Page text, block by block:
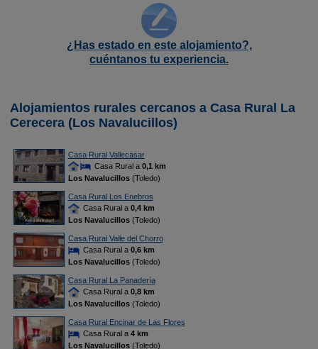
¿Has estado en este alojamiento?,
cuéntanos tu experiencia.
Alojamientos rurales cercanos a Casa Rural La
Cerecera (Los Navalucillos)
Casa Rural Vallecasar
Casa Rural a 0,1 km
Los Navalucillos(Toledo)
Casa Rural Los Enebros
Casa Rural a 0,4 km
Los Navalucillos(Toledo)
Casa Rural Valle del Chorro
Casa Rural a 0,6 km
Los Navalucillos(Toledo)
Casa Rural La Panadería
Casa Rural a 0,8 km
Los Navalucillos(Toledo)
Casa Rural Encinar de Las Flores
Casa Rural a 4 km
Los Navalucillos(Toledo)